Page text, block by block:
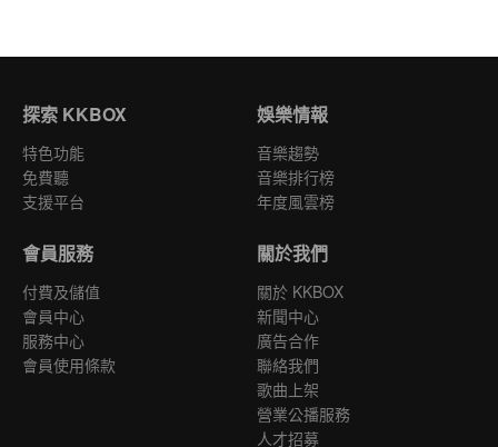
探索 KKBOX
特色功能
免費聽
支援平台
娛樂情報
音樂趨勢
音樂排行榜
年度風雲榜
會員服務
付費及儲值
會員中心
服務中心
會員使用條款
關於我們
關於 KKBOX
新聞中心
廣告合作
聯絡我們
歌曲上架
營業公播服務
人才招募